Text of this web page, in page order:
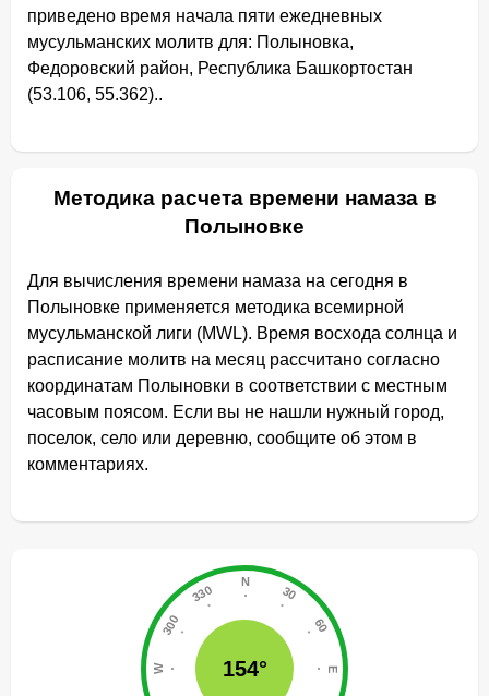
приведено время начала пяти ежедневных
мусульманских молитв для: Полыновка,
Федоровский район, Республика Башкортостан
(53.106, 55.362)..
Методика расчета времени намаза в
Полыновке
Для вычисления времени намаза на сегодня в
Полыновке применяется методика всемирной
мусульманской лиги (MWL). Время восхода солнца и
расписание молитв на месяц рассчитано согласно
координатам Полыновки в соответствии с местным
часовым поясом. Если вы не нашли нужный город,
поселок, село или деревню, сообщите об этом в
комментариях.
154°